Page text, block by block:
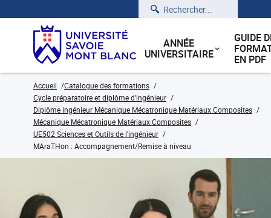
Rechercher
ANNÉE
UNIVERSITAIRE
GUIDE
EN PDF
Accueil
Catalogue des formations
Cycle préparatoire et diplôme d'ingénieur
Diplôme ingénieur Mécanique Mécatronique Matériaux Composites
Mécanique Mécatronique Matériaux Composites
UE502 Sciences et Outils de l'ingénieur
MAraTHon : Accompagnement/Remise à niveau